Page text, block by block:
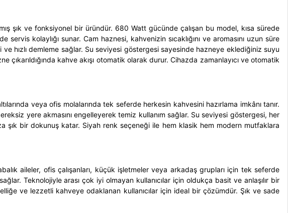
şık ve fonksiyonel bir üründür. 680 Watt gücünde çalışan bu model, kısa sürede
kolaylığı sunar. Cam haznesi, kahvenizin sıcaklığını ve aromasını uzun süre
hızlı demleme sağlar. Su seviyesi göstergesi sayesinde hazneye eklediğiniz suyu
kahve akışı otomatik olarak durur. Cihazda zamanlayıcı ve otomatik
veya ofis molalarında tek seferde herkesin kahvesini hazırlama imkânı tanır.
yere akmasını engelleyerek temiz kullanım sağlar. Su seviyesi göstergesi, her
şık bir dokunuş katar. Siyah renk seçeneği ile hem klasik hem modern mutfaklara
aileler, ofis çalışanları, küçük işletmeler veya arkadaş grupları için tek seferde
Teknolojiyle arası çok iyi olmayan kullanıcılar için oldukça basit ve anlaşılır bir
ve lezzetli kahveye odaklanan kullanıcılar için ideal bir çözümdür. Şık ve sade